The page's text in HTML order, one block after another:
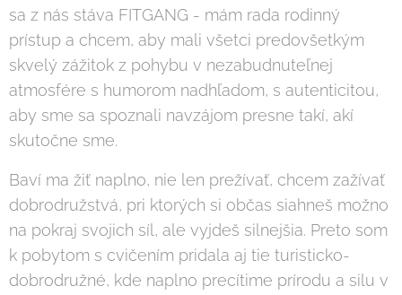
sa z nás stáva FITGANG - mám rada rodinný
prístup a chcem, aby mali všetci predovšetkým
skvelý zážitok z pohybu v nezabudnuteľnej
atmosfére s humorom nadhľadom, s autenticitou,
aby sme sa spoznali navzájom presne takí, akí
skutočne sme.
Baví ma žiť naplno, nie len prežívať, chcem zažívať
dobrodružstvá, pri ktorých si občas siahneš možno
na pokraj svojich síl, ale vyjdeš silnejšia. Preto som
k pobytom s cvičením pridala aj tie turisticko-
dobrodružné, kde naplno precítime prírodu a silu v